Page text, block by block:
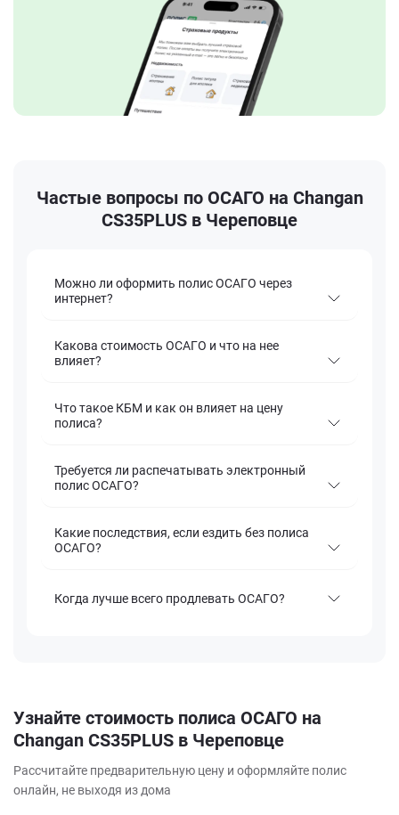
Частые вопросы по ОСАГО на Changan
CS35PLUS в Череповце
Можно ли оформить полис ОСАГО через
интернет?
Какова стоимость ОСАГО и что на нее
влияет?
Что такое КБМ и как он влияет на цену
полиса?
Требуется ли распечатывать электронный
полис ОСАГО?
Какие последствия, если ездить без полиса
ОСАГО?
Когда лучше всего продлевать ОСАГО?
Узнайте стоимость полиса ОСАГО на
Changan CS35PLUS в Череповце
Рассчитайте предварительную цену и оформляйте полис
онлайн, не выходя из дома